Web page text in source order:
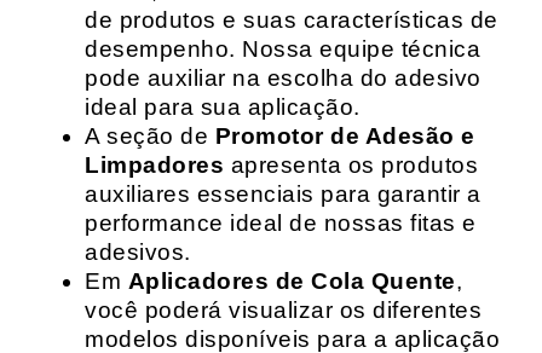
de produtos e suas características de
desempenho. Nossa equipe técnica
pode auxiliar na escolha do adesivo
ideal para sua aplicação.
A seção de Promotor de Adesão e
Limpadores apresenta os produtos
auxiliares essenciais para garantir a
performance ideal de nossas fitas e
adesivos.
Em Aplicadores de Cola Quente,
você poderá visualizar os diferentes
modelos disponíveis para a aplicação